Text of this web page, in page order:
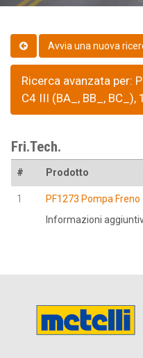
Ricerca avanzata per:
C4 III (BA_, BB_, BC_),
Fri.Tech.
# Prodotto
1
PF1273 Pompa Freno
Informazioni